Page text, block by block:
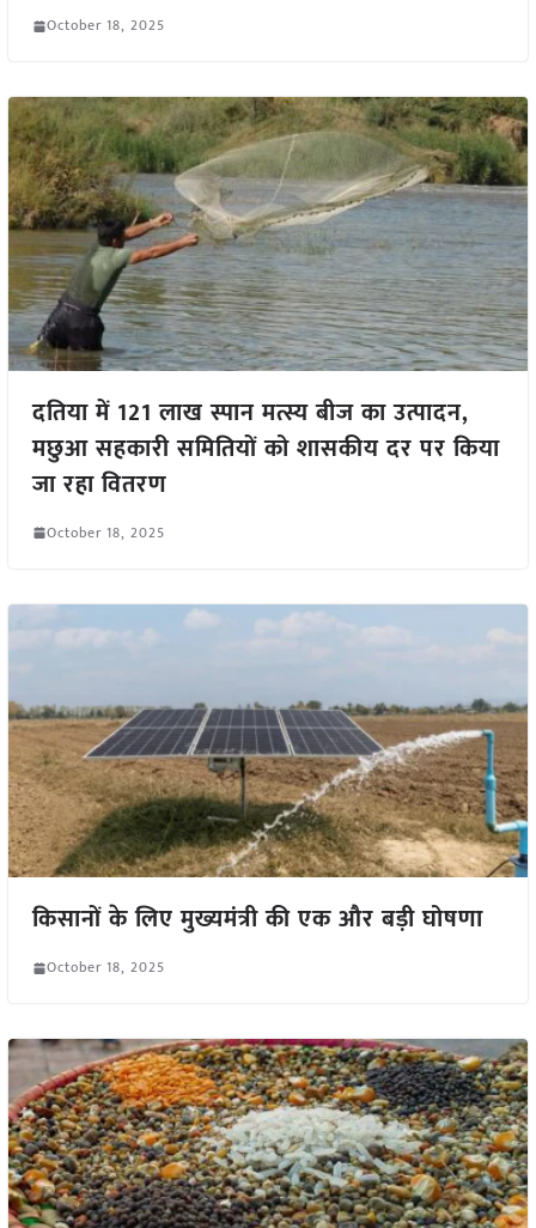
October 18, 2025
दतिया में 121 लाख स्पान मत्स्य बीज का उत्पादन,
मछुआ सहकारी समितियों को शासकीय दर पर किया
जा रहा वितरण
October 18, 2025
किसानों के लिए मुख्यमंत्री की एक और बड़ी घोषणा
October 18, 2025